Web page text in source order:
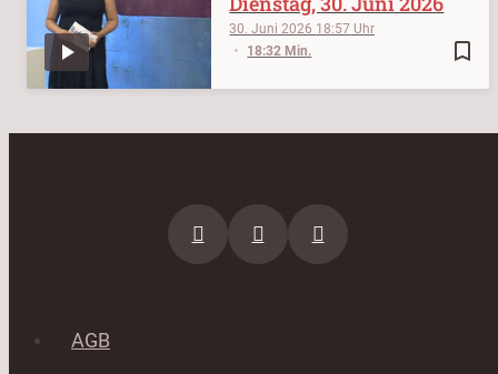
bookmark_border
30. Juni 2026 18:57
18:32 Min.
AGB